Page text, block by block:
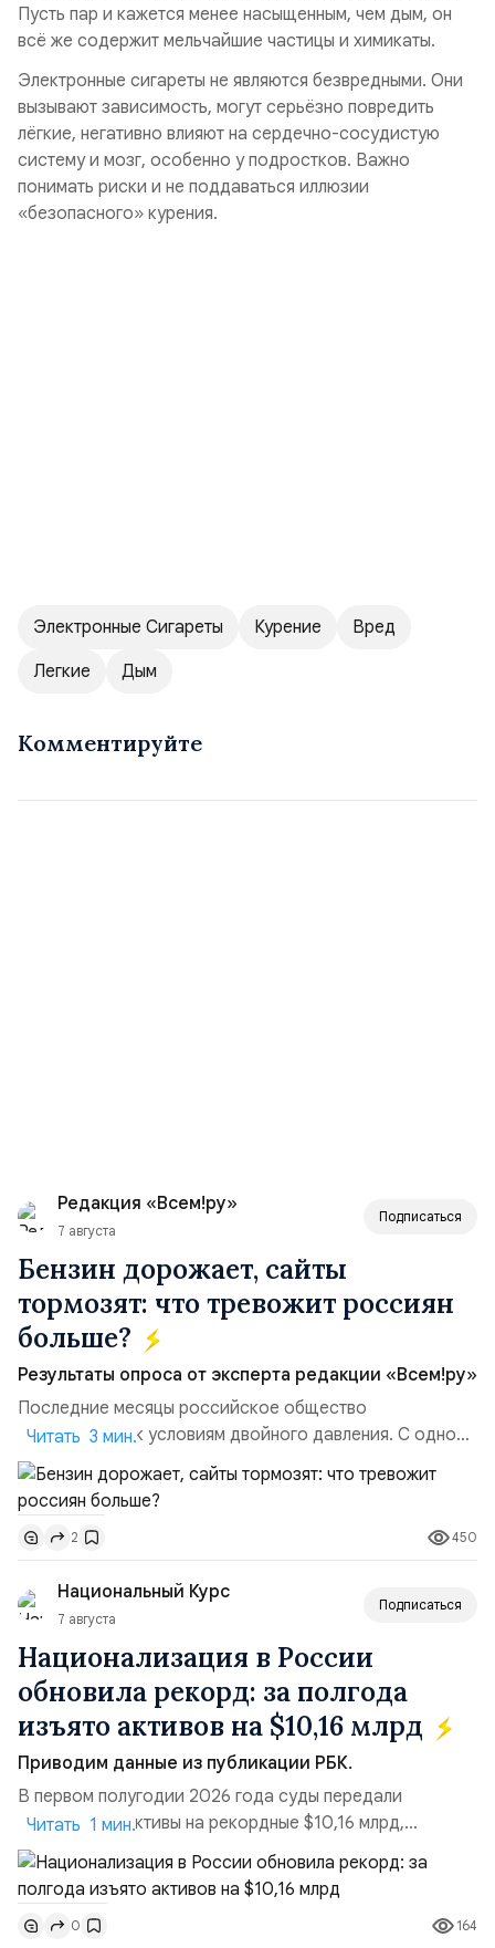
Пусть пар и кажется менее насыщенным, чем дым, он
всё же содержит мельчайшие частицы и химикаты.
Электронные сигареты не являются безвредными. Они
вызывают зависимость, могут серьёзно повредить
лёгкие, негативно влияют на сердечно-сосудистую
систему и мозг, особенно у подростков. Важно
понимать риски и не поддаваться иллюзии
«безопасного» курения.
Электронные Сигареты Курение
Вред
Легкие
Дым
Комментируйте
Редакция «Всем!ру»
7 августа
Подписаться
Бензин дорожает, сайты
тормозят: что тревожит россиян
больше?
Результаты опроса от эксперта редакции «Всем!ру»
Последние месяцы российское общество
адаптируется к условиям двойного давления. С одной
стороны, происходит рост цен на товары первой
необходимости, инфляция и локальные сбои в
поставках бензина. А с другой – технологическая
турбулентность: перебои в работе интернета,
блокировки сайтов, необходимость осваивать VPN и
российские платформы.Что из этого бье...
Читать 3 мин.
2 450
Национальный Курс
7 августа
Подписаться
Национализация в России
обновила рекорд: за полгода
изъято активов на $10,16 млрд
Приводим данные из публикации РБК.
В первом полугодии 2026 года суды передали
государству активы на рекордные $10,16 млрд,
подсчитали аналитики AK&M. Это в 2,5 раза больше,
чем за аналогичный период 2025 года ($3,95 млрд).
Всего зафиксировано 15 национализационных
транзакций, которые обеспечили 42,2% денежного
Читать 1 мин.
0 164